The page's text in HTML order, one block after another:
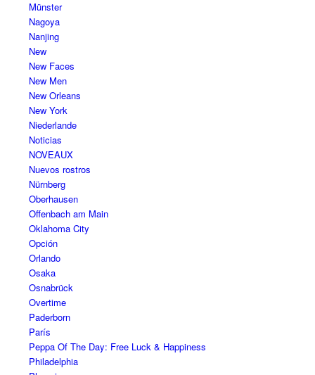
Münster
Nagoya
Nanjing
New
New Faces
New Men
New Orleans
New York
Niederlande
Noticias
NOVEAUX
Nuevos rostros
Nürnberg
Oberhausen
Offenbach am Main
Oklahoma City
Opción
Orlando
Osaka
Osnabrück
Overtime
Paderborn
París
Peppa Of The Day: Free Luck & Happiness
Philadelphia